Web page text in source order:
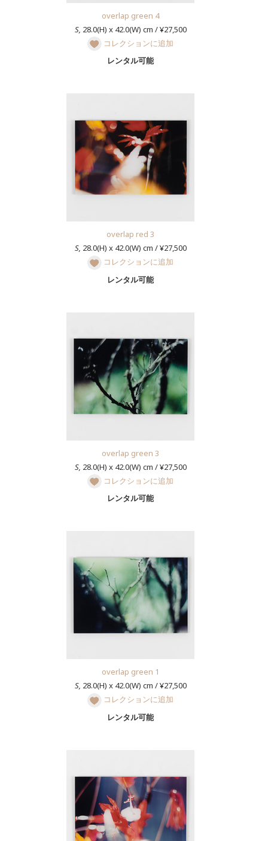
overlap green 4
S, 28.0(H) x 42.0(W) cm / ¥27,500
コレクションに追加
レンタル可能
overlap red 3
S, 28.0(H) x 42.0(W) cm / ¥27,500
コレクションに追加
レンタル可能
overlap green 3
S, 28.0(H) x 42.0(W) cm / ¥27,500
コレクションに追加
レンタル可能
overlap green 1
S, 28.0(H) x 42.0(W) cm / ¥27,500
コレクションに追加
レンタル可能